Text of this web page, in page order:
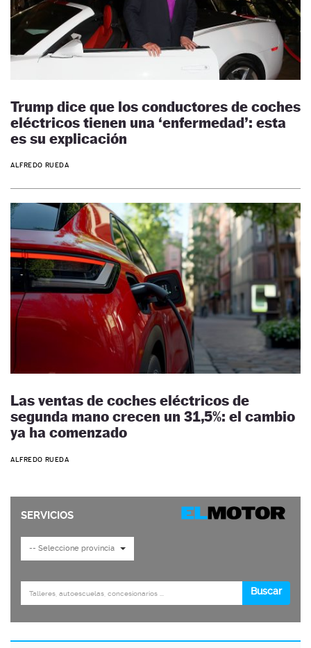
Trump dice que los conductores de coches
eléctricos tienen una ‘enfermedad’: esta
es su explicación
ALFREDO RUEDA
Las ventas de coches eléctricos de
segunda mano crecen un 31,5%: el cambio
ya ha comenzado
ALFREDO RUEDA